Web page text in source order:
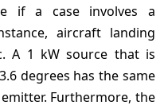
if a case involves a
aircraft landing
A 1 kW source that is
degrees has the same
Furthermore, the